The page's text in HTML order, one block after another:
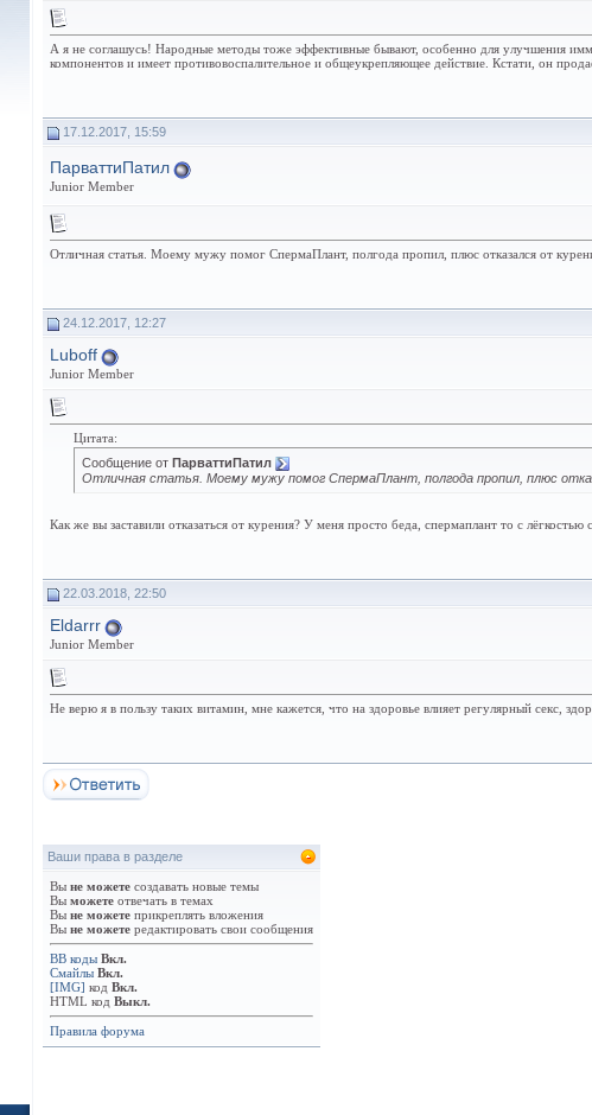
А я не соглашусь! Народные методы тоже эффективные бывают, особенно для улучшения
компонентов и имеет противовоспалительное и общеукрепляющее действие. Кстати, он
17.12.2017, 15:59
ПарваттиПатил
Junior Member
Отличная статья. Моему мужу помог СпермаПлант, полгода пропил, плюс отказался от
24.12.2017, 12:27
Luboff
Junior Member
Цитата:
Сообщение от ПарваттиПатил
Отличная статья. Моему мужу помог СпермаПлант, полгода пропил, плюс
Как же вы заставили отказаться от курения? У меня просто беда, спермаплант то с лёгкостью
22.03.2018, 22:50
Eldarrr
Junior Member
Не верю я в пользу таких витамин, мне кажется, что на здоровье влияет регулярный секс,
Ваши права в разделе
Вы не можете создавать новые темы
Вы можете отвечать в темах
Вы не можете прикреплять вложения
Вы не можете редактировать свои сообщения
BB коды Вкл.
Смайлы Вкл.
[IMG] код Вкл.
HTML код Выкл.
Правила форума